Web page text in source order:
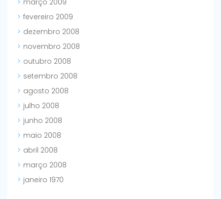
fevereiro 2009
dezembro 2008
novembro 2008
outubro 2008
setembro 2008
agosto 2008
julho 2008
junho 2008
maio 2008
abril 2008
março 2008
janeiro 1970